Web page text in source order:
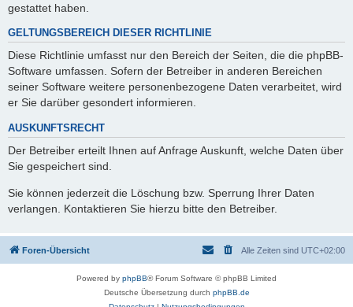
gestattet haben.
GELTUNGSBEREICH DIESER RICHTLINIE
Diese Richtlinie umfasst nur den Bereich der Seiten, die die phpBB-
Software umfassen. Sofern der Betreiber in anderen Bereichen
seiner Software weitere personenbezogene Daten verarbeitet, wird
er Sie darüber gesondert informieren.
AUSKUNFTSRECHT
Der Betreiber erteilt Ihnen auf Anfrage Auskunft, welche Daten über
Sie gespeichert sind.
Sie können jederzeit die Löschung bzw. Sperrung Ihrer Daten
verlangen. Kontaktieren Sie hierzu bitte den Betreiber.
Foren-Übersicht Alle Zeiten sind UTC+02:00
Powered by phpBB® Forum Software © phpBB Limited
Deutsche Übersetzung durch phpBB.de